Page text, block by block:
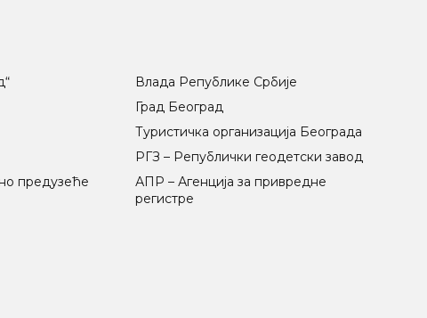
предузеће
Влада Републике Србије
Град Београд
Туристичка организација Београда
РГЗ – Републички геодетски завод
АПР – Агенција за привредне
регистре